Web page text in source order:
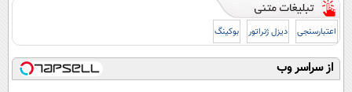
اعتبارسنجی دیزل ژنراتور بوکینگ
از سراسر وب